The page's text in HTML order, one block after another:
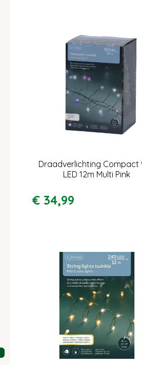
Draadverlichting Compact
LED 12m Multi Pink
€ 34,99